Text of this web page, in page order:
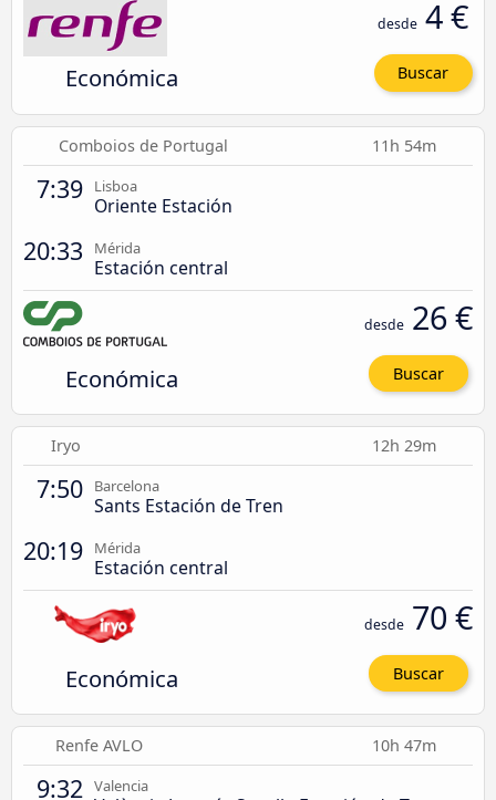
Económica
desde 4 €
Buscar
Comboios de Portugal 11h 54m
7:39 Lisboa
Oriente Estación
20:33 Mérida
Estación central
Económica
desde 26 €
Buscar
Iryo 12h 29m
7:50 Barcelona
Sants Estación de Tren
20:19 Mérida
Estación central
Económica
desde 70 €
Buscar
Renfe AVLO 10h 47m
9:32 Valencia